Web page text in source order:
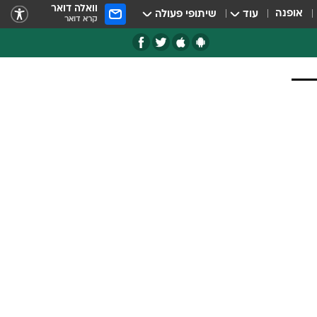
אופנה עוד שיתופי פעולה וואלה דואר
קרא דואר